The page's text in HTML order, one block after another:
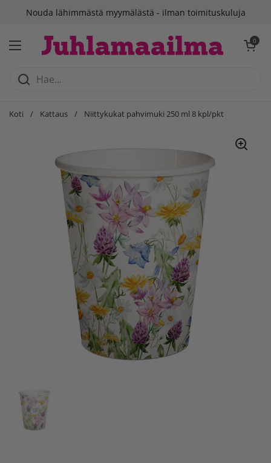
Siirry sisältöön
Nouda lähimmästä myymälästä - ilman toimituskuluja
Avaa valikko
Avaa 0
Koti / Kattaus / Niittykukat pahvimuki 250 ml 8 kpl/pkt